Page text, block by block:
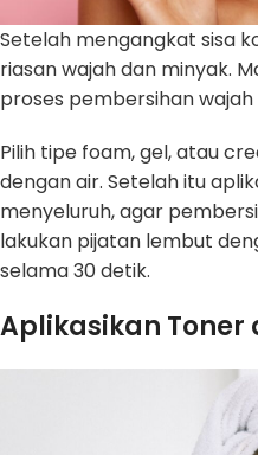
Setelah mengangkat sisa
riasan wajah dan minyak.
proses pembersihan
Pilih tipe foam, gel, atau
dengan air. Setelah itu
menyeluruh, agar
lakukan pijatan lembut
selama 30 detik.
Aplikasikan Toner